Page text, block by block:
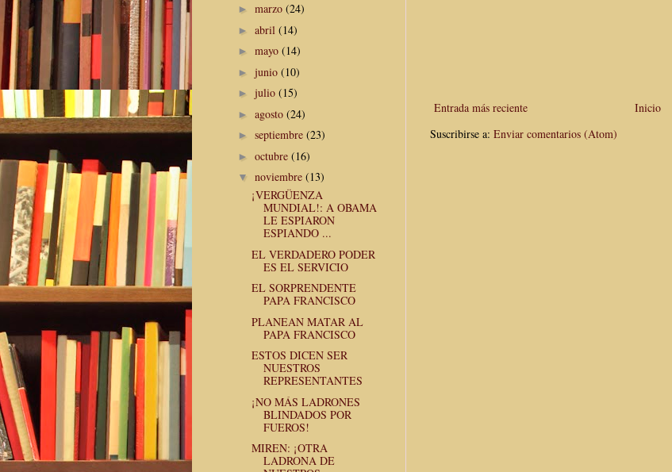
Entrada más reciente
Inicio
Suscribirse a: Enviar comentarios (Atom)
► marzo (24)
► abril (14)
► mayo (14)
► junio (10)
► julio (15)
► agosto (24)
► septiembre (23)
► octubre (16)
▼ noviembre (13)
¡VERGÜENZA
MUNDIAL!: A OBAMA
LE ESPIARON
ESPIANDO ...
EL VERDADERO PODER
ES EL SERVICIO
EL SORPRENDENTE
PAPA FRANCISCO
PLANEAN MATAR AL
PAPA FRANCISCO
ESTOS DICEN SER
NUESTROS
REPRESENTANTES
¡NO MÁS LADRONES
BLINDADOS POR
FUEROS!
MIREN: ¡OTRA
LADRONA DE